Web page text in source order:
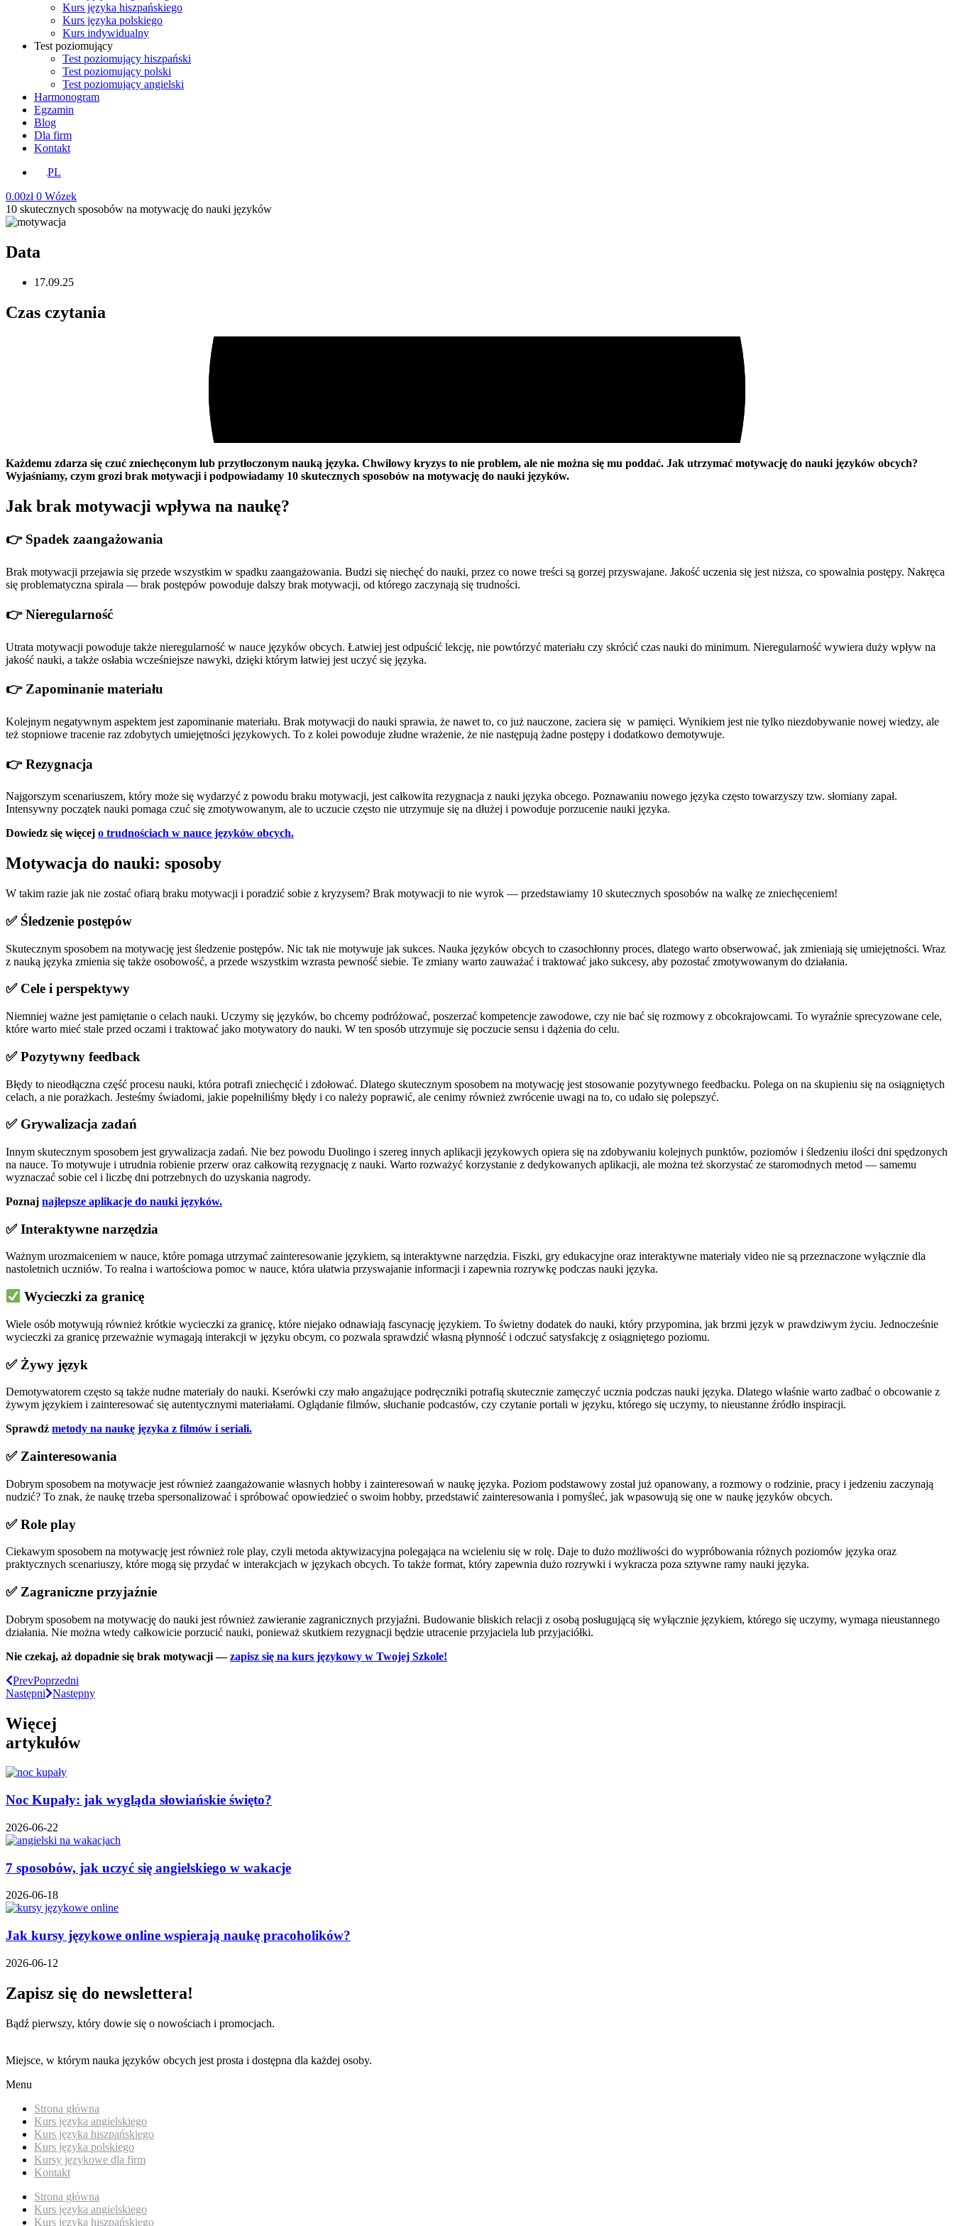
Kurs języka hiszpańskiego
Kurs języka polskiego
Kurs indywidualny
Test poziomujący
Test poziomujący hiszpański
Test poziomujący polski
Test poziomujący angielski
Harmonogram
Egzamin
Blog
Dla firm
Kontakt
PL
0.00zł 0 Wózek
10 skutecznych sposobów na motywację do nauki języków
Data
17.09.25
Czas czytania
Każdemu zdarza się czuć zniechęconym lub przytłoczonym nauką języka. Chwilowy kryzys to nie problem, ale nie można się mu poddać. Jak utrzymać motywację do nauki języków obcych?
Wyjaśniamy, czym grozi brak motywacji i podpowiadamy 10 skutecznych sposobów na motywację do nauki języków.
Jak brak motywacji wpływa na naukę?
👉 Spadek zaangażowania
Brak motywacji przejawia się przede wszystkim w spadku zaangażowania. Budzi się niechęć do nauki, przez co nowe treści są gorzej przyswajane. Jakość uczenia się jest niższa, co spowalnia postępy. Nakręca
się problematyczna spirala — brak postępów powoduje dalszy brak motywacji, od którego zaczynają się trudności.
👉 Nieregularność
Utrata motywacji powoduje także nieregularność w nauce języków obcych. Łatwiej jest odpuścić lekcję, nie powtórzyć materiału czy skrócić czas nauki do minimum. Nieregularność wywiera duży wpływ na
jakość nauki, a także osłabia wcześniejsze nawyki, dzięki którym łatwiej jest uczyć się języka.
👉 Zapominanie materiału
Kolejnym negatywnym aspektem jest zapominanie materiału. Brak motywacji do nauki sprawia, że nawet to, co już nauczone, zaciera się w pamięci. Wynikiem jest nie tylko niezdobywanie nowej wiedzy, ale
też stopniowe tracenie raz zdobytych umiejętności językowych. To z kolei powoduje złudne wrażenie, że nie następują żadne postępy i dodatkowo demotywuje.
👉 Rezygnacja
Najgorszym scenariuszem, który może się wydarzyć z powodu braku motywacji, jest całkowita rezygnacja z nauki języka obcego. Poznawaniu nowego języka często towarzyszy tzw. słomiany zapał.
Intensywny początek nauki pomaga czuć się zmotywowanym, ale to uczucie często nie utrzymuje się na dłużej i powoduje porzucenie nauki języka.
Dowiedz się więcej o trudnościach w nauce języków obcych.
Motywacja do nauki: sposoby
W takim razie jak nie zostać ofiarą braku motywacji i poradzić sobie z kryzysem? Brak motywacji to nie wyrok — przedstawiamy 10 skutecznych sposobów na walkę ze zniechęceniem!
✅ Śledzenie postępów
Skutecznym sposobem na motywację jest śledzenie postępów. Nic tak nie motywuje jak sukces. Nauka języków obcych to czasochłonny proces, dlatego warto obserwować, jak zmieniają się umiejętności. Wraz
z nauką języka zmienia się także osobowość, a przede wszystkim wzrasta pewność siebie. Te zmiany warto zauważać i traktować jako sukcesy, aby pozostać zmotywowanym do działania.
✅ Cele i perspektywy
Niemniej ważne jest pamiętanie o celach nauki. Uczymy się języków, bo chcemy podróżować, poszerzać kompetencje zawodowe, czy nie bać się rozmowy z obcokrajowcami. To wyraźnie sprecyzowane cele,
które warto mieć stale przed oczami i traktować jako motywatory do nauki. W ten sposób utrzymuje się poczucie sensu i dążenia do celu.
✅ Pozytywny feedback
Błędy to nieodłączna część procesu nauki, która potrafi zniechęcić i zdołować. Dlatego skutecznym sposobem na motywację jest stosowanie pozytywnego feedbacku. Polega on na skupieniu się na osiągniętych
celach, a nie porażkach. Jesteśmy świadomi, jakie popełniliśmy błędy i co należy poprawić, ale cenimy również zwrócenie uwagi na to, co udało się polepszyć.
✅ Grywalizacja zadań
Innym skutecznym sposobem jest grywalizacja zadań. Nie bez powodu Duolingo i szereg innych aplikacji językowych opiera się na zdobywaniu kolejnych punktów, poziomów i śledzeniu ilości dni spędzonych
na nauce. To motywuje i utrudnia robienie przerw oraz całkowitą rezygnację z nauki. Warto rozważyć korzystanie z dedykowanych aplikacji, ale można też skorzystać ze staromodnych metod — samemu
wyznaczać sobie cel i liczbę dni potrzebnych do uzyskania nagrody.
Poznaj najlepsze aplikacje do nauki języków.
✅ Interaktywne narzędzia
Ważnym urozmaiceniem w nauce, które pomaga utrzymać zainteresowanie językiem, są interaktywne narzędzia. Fiszki, gry edukacyjne oraz interaktywne materiały video nie są przeznaczone wyłącznie dla
nastoletnich uczniów. To realna i wartościowa pomoc w nauce, która ułatwia przyswajanie informacji i zapewnia rozrywkę podczas nauki języka.
Wycieczki za granicę
Wiele osób motywują również krótkie wycieczki za granicę, które niejako odnawiają fascynację językiem. To świetny dodatek do nauki, który przypomina, jak brzmi język w prawdziwym życiu. Jednocześnie
wycieczki za granicę przeważnie wymagają interakcji w języku obcym, co pozwala sprawdzić własną płynność i odczuć satysfakcję z osiągniętego poziomu.
✅ Żywy język
Demotywatorem często są także nudne materiały do nauki. Kserówki czy mało angażujące podręczniki potrafią skutecznie zamęczyć ucznia podczas nauki języka. Dlatego właśnie warto zadbać o obcowanie z
żywym językiem i zainteresować się autentycznymi materiałami. Oglądanie filmów, słuchanie podcastów, czy czytanie portali w języku, którego się uczymy, to nieustanne źródło inspiracji.
Sprawdź metody na naukę języka z filmów i seriali.
✅ Zainteresowania
Dobrym sposobem na motywacje jest również zaangażowanie własnych hobby i zainteresowań w naukę języka. Poziom podstawowy został już opanowany, a rozmowy o rodzinie, pracy i jedzeniu zaczynają
nudzić? To znak, że naukę trzeba spersonalizować i spróbować opowiedzieć o swoim hobby, przedstawić zainteresowania i pomyśleć, jak wpasowują się one w naukę języków obcych.
✅ Role play
Ciekawym sposobem na motywację jest również role play, czyli metoda aktywizacyjna polegająca na wcieleniu się w rolę. Daje to dużo możliwości do wypróbowania różnych poziomów języka oraz
praktycznych scenariuszy, które mogą się przydać w interakcjach w językach obcych. To także format, który zapewnia dużo rozrywki i wykracza poza sztywne ramy nauki języka.
✅ Zagraniczne przyjaźnie
Dobrym sposobem na motywację do nauki jest również zawieranie zagranicznych przyjaźni. Budowanie bliskich relacji z osobą posługującą się wyłącznie językiem, którego się uczymy, wymaga nieustannego
działania. Nie można wtedy całkowicie porzucić nauki, ponieważ skutkiem rezygnacji będzie utracenie przyjaciela lub przyjaciółki.
Nie czekaj, aż dopadnie się brak motywacji —zapisz się na kurs językowy w Twojej Szkole!
PrevPoprzedni
Następni
Następny
Więcej
artykułów
Noc Kupały: jak wygląda słowiańskie święto?
2026-06-22
7 sposobów, jak uczyć się angielskiego w wakacje
2026-06-18
Jak kursy językowe online wspierają naukę pracoholików?
2026-06-12
Zapisz się do newslettera!
Bądź pierwszy, który dowie się o nowościach i promocjach.
Miejsce, w którym nauka języków obcych jest prosta i dostępna dla każdej osoby.
Menu
Strona główna
Kurs języka angielskiego
Kurs języka hiszpańskiego
Kurs języka polskiego
Kursy językowe dla firm
Kontakt
Strona główna
Kurs języka angielskiego
Kurs języka hiszpańskiego